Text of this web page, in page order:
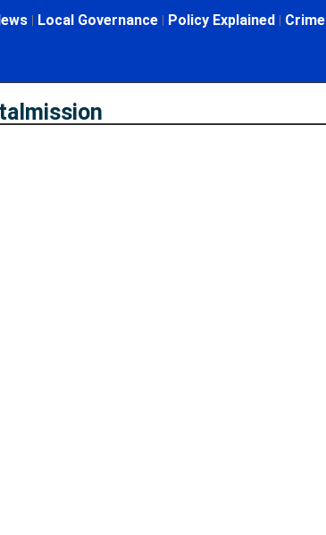
Local Governance Policy Explained